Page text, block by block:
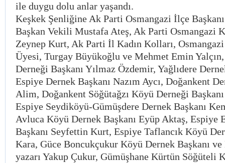
ile duygu dolu anlar yaşandı.
Keşkek Şenliğine Ak Parti Osmangazi İlçe
Başkan Vekili Mustafa Ateş, Ak Parti Osmangazi
Zeynep Kurt, Ak Parti İl Kadın Kolları,
Üyesi, Turgay Büyükoğlu ve Mehmet Emin
Derneği Başkanı Yılmaz Özdemir, Yağlıdere
Espiye Dernek Başkanı Nazım Aycı, Doğankent
Alim, Doğankent Söğütağzı Köyü Derneği
Espiye Seydiköyü-Gümüşdere Dernek Başkanı
Avluca Köyü Dernek Başkanı Eyüp Aktaş, Espiye
Başkanı Seyfettin Kurt, Espiye Taflancık Köyü
Kara, Güce Boncukçukur Köyü Dernek Başkanı
yazarı Yakup Çukur, Gümüşhane Kürtün Söğüteli